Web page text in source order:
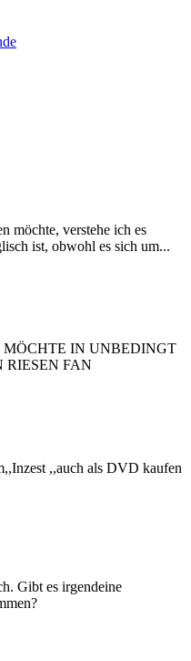
möchte, verstehe ich es
ist, obwohl es sich um...
IN UNBEDINGT
RIESEN FAN
,,auch als DVD kaufen
Gibt es irgendeine